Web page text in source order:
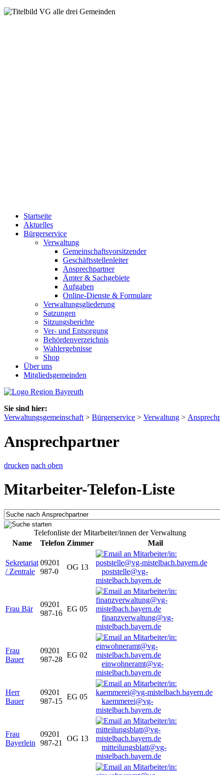
Startseite
Aktuelles
Bürgerservice
Verwaltung
Gemeinschaftsvorsitzender
Geschäftsstellenleiter
Ansprechpartner
Ämter & Sachgebiete
Aufgaben
Online-Dienste & Formulare
Verwaltungsgliederung
Satzungen
Sitzungsberichte
Ver- und Entsorgung
Behördenverzeichnis
Wahlergebnisse
Shop
Über uns
Mitgliedsgemeinden
Sie sind hier:
Verwaltungsgemeinschaft > Bürgerservice > Verwaltung >
Ansprechpartner
drucken nach oben
Mitarbeiter-Telefon-Liste
Telefonliste der Mitarbeiter/innen der Verwaltung
Name
Telefon Zimmer Mail
Sekretariat
/ Zentrale
09201
987-0
OG 13
poststelle@vg-
mistelbach.bayern.de
Frau Bär
09201
987-16
EG 05
finanzverwaltung@vg-
mistelbach.bayern.de
Frau
Bauer
09201
987-28
EG 02
einwohneramt@vg-
mistelbach.bayern.de
Herr
Bauer
09201
987-15
EG 05
kaemmerei@vg-
mistelbach.bayern.de
Frau
Bayerlein
09201
987-21
OG 13
mitteilungsblatt@vg-
mistelbach.bayern.de